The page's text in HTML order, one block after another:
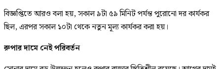
বিজ্ঞপ্তিতে আরও বলা হয়, সকাল ৯টা ৫৯ মিনিট পর্যন্ত পুরোনো দর কার্যকর
ছিল, এরপর সকাল ১০টা থেকে নতুন মূল্য কার্যকর করা হয়।
রুপার দামে নেই পরিবর্তন